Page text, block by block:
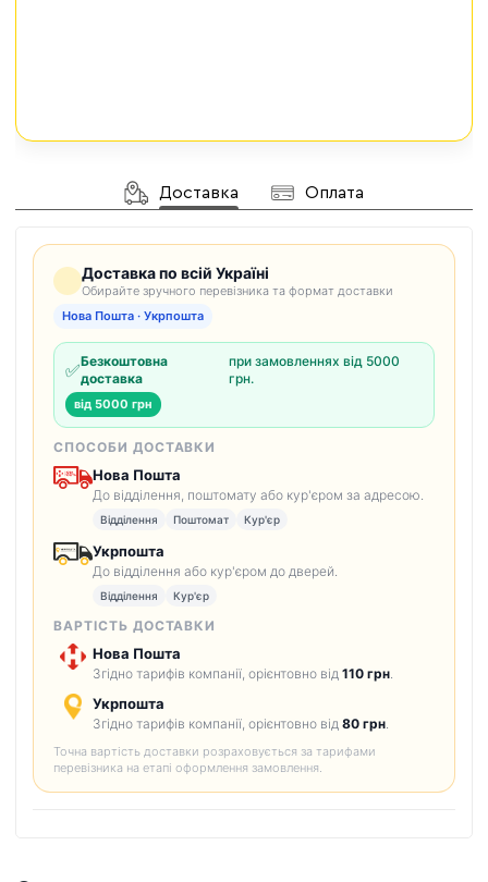
Доставка Оплата
Доставка по всій Україні
Обирайте зручного перевізника та формат доставки
Нова Пошта · Укрпошта
✅Безкоштовна
доставка
при замовленнях від 5000
грн.
від 5000 грн
СПОСОБИ ДОСТАВКИ
Нова Пошта
До відділення, поштомату або кур'єром за адресою.
Відділення Поштомат Кур'єр
Укрпошта
До відділення або кур'єром до дверей.
Відділення Кур'єр
ВАРТІСТЬ ДОСТАВКИ
Нова Пошта
Згідно тарифів компанії, орієнтовно від 110 грн
Укрпошта
Згідно тарифів компанії, орієнтовно від 80 грн
Точна вартість доставки розраховується за тарифами
перевізника на етапі оформлення замовлення.